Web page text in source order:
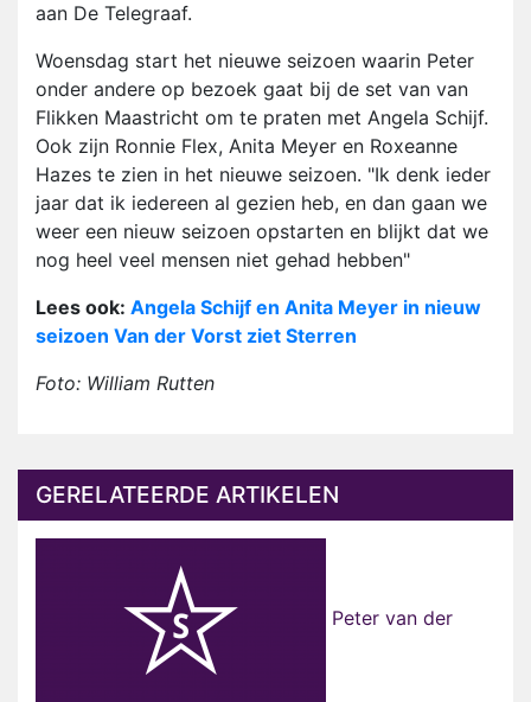
aan De Telegraaf.
Woensdag start het nieuwe seizoen waarin Peter
onder andere op bezoek gaat bij de set van van
Flikken Maastricht om te praten met Angela Schijf.
Ook zijn Ronnie Flex, Anita Meyer en Roxeanne
Hazes te zien in het nieuwe seizoen. "Ik denk ieder
jaar dat ik iedereen al gezien heb, en dan gaan we
weer een nieuw seizoen opstarten en blijkt dat we
nog heel veel mensen niet gehad hebben"
Lees ook: Angela Schijf en Anita Meyer in nieuw
seizoen Van der Vorst ziet Sterren
Foto: William Rutten
GERELATEERDE ARTIKELEN
Peter van der